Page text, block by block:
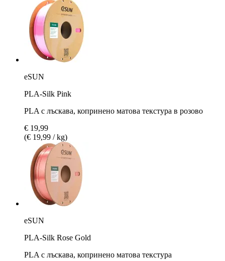
eSUN
PLA-Silk Pink
PLA с лъскава, копринено матова текстура в розово
€ 19,99
(€ 19,99 / kg)
eSUN
PLA-Silk Rose Gold
PLA с лъскава, копринено матова текстура